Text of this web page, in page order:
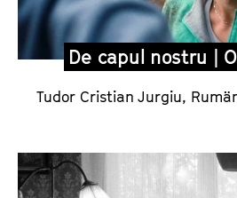
De capul nostru |
Tudor Cristian Jurgiu,